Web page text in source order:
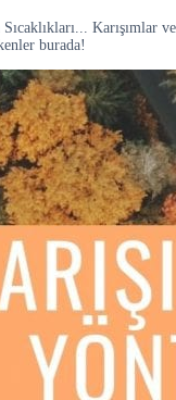
Karışımlar ve
burada!